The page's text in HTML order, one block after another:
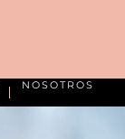
NOSOTROS